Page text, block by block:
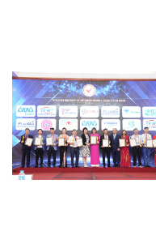
Giáo dục con cái